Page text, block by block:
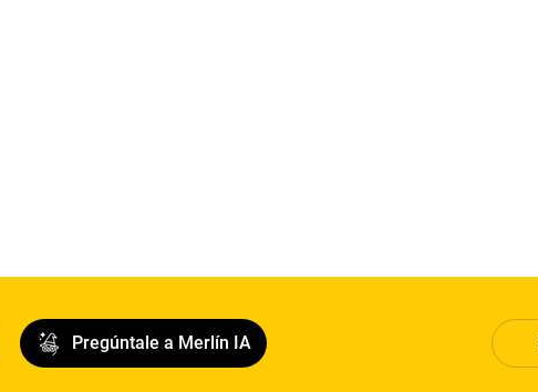
Pregúntale a Merlín IA